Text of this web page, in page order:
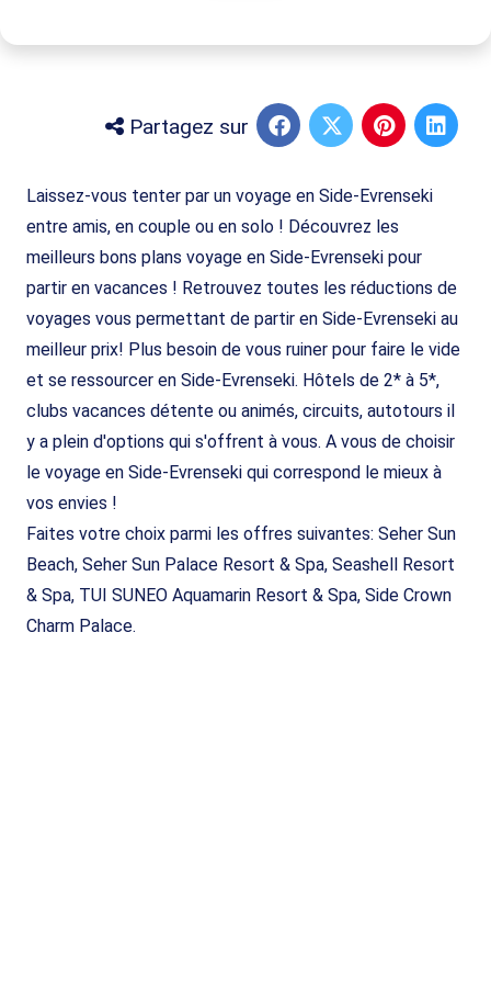
Partagez sur
Laissez-vous tenter par un voyage en Side-Evrenseki
entre amis, en couple ou en solo ! Découvrez les
meilleurs bons plans voyage en Side-Evrenseki pour
partir en vacances ! Retrouvez toutes les réductions de
voyages vous permettant de partir en Side-Evrenseki au
meilleur prix! Plus besoin de vous ruiner pour faire le vide
et se ressourcer en Side-Evrenseki. Hôtels de 2* à 5*,
clubs vacances détente ou animés, circuits, autotours il
y a plein d'options qui s'offrent à vous. A vous de choisir
le voyage en Side-Evrenseki qui correspond le mieux à
vos envies !
Faites votre choix parmi les offres suivantes: Seher Sun
Beach, Seher Sun Palace Resort & Spa, Seashell Resort
& Spa, TUI SUNEO Aquamarin Resort & Spa, Side Crown
Charm Palace.